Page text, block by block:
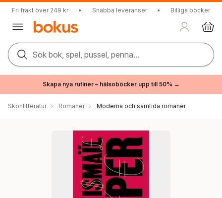
Fri frakt över 249 kr • Snabba leveranser • Billiga böcker
Sök bok, spel, pussel, penna...
Skapa nya rutiner – hälsoböcker upp till 50% →
Skönlitteratur Romaner Moderna och samtida romaner